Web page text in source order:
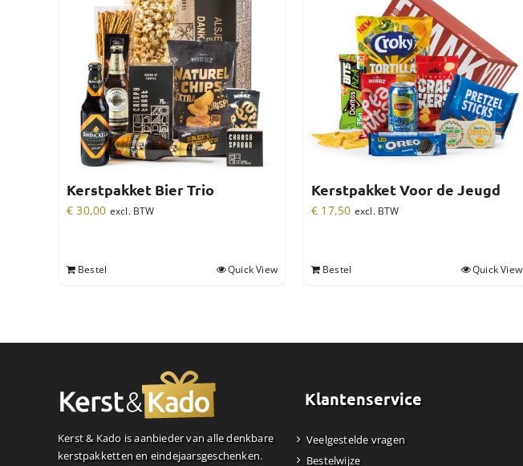
Kerstpakket Bier Trio
€ 30,00 excl. BTW
Bestel Quick View
Kerstpakket Voor de Jeugd
€ 17,50 excl. BTW
Bestel Quick View
Kerst & Kado is aanbieder van alle denkbare
kerstpakketten en eindejaarsgeschenken.
Klantenservice
Veelgestelde vragen
Bestelwijze